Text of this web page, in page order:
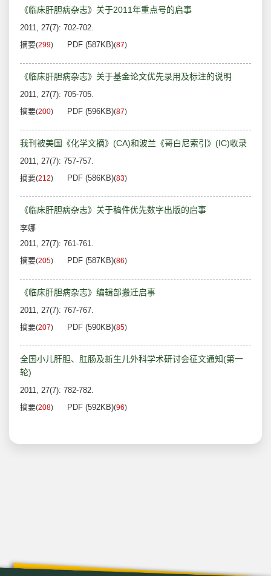
《临床肝胆病杂志》关于2011年重点号的启事
2011, 27(7): 702-702.
摘要(299) PDF (587KB)(87)
《临床肝胆病杂志》关于基金论文优先录用及标注的说明
2011, 27(7): 705-705.
摘要(200) PDF (596KB)(87)
我刊被美国《化学文摘》(CA)和波兰《哥白尼索引》(IC)收录
2011, 27(7): 757-757.
摘要(212) PDF (586KB)(83)
《临床肝胆病杂志》关于稿件优先数字出版的启事
李娜
2011, 27(7): 761-761.
摘要(205) PDF (587KB)(86)
《临床肝胆病杂志》编辑部搬迁启事
2011, 27(7): 767-767.
摘要(207) PDF (590KB)(85)
全国小儿肝胆、肛肠及新生儿外科学术研讨会征文通知(第一
轮)
2011, 27(7): 782-782.
摘要(208) PDF (592KB)(96)